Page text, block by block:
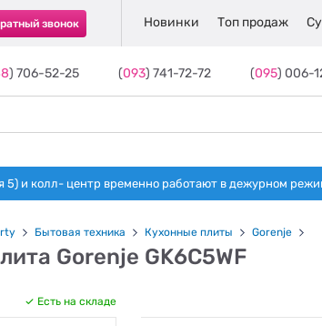
звонок Новинки Топ продаж
) 706-52-25 (093) 741-72-72 (095) 006-
и колл- центр временно работают в дежурном
Бытовая техника Кухонные плиты Gorenje
Gorenje GK6C5WF
Есть на складе